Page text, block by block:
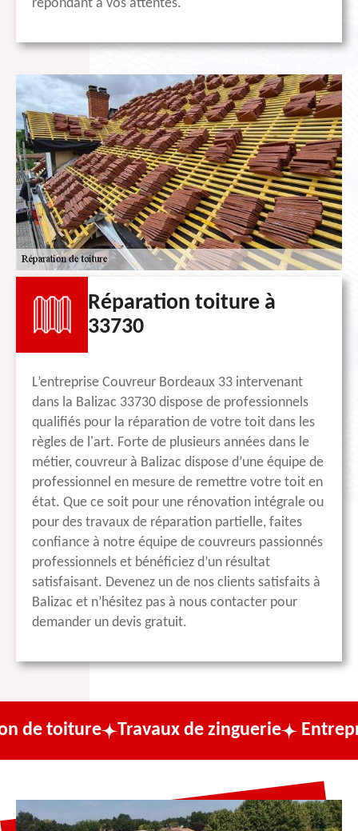
répondant à vos attentes.
Réparation toiture à
33730
L’entreprise Couvreur Bordeaux 33 intervenant
dans la Balizac 33730 dispose de professionnels
qualifiés pour la réparation de votre toit dans les
règles de l'art. Forte de plusieurs années dans le
métier, couvreur à Balizac dispose d’une équipe de
professionnel en mesure de remettre votre toit en
état. Que ce soit pour une rénovation intégrale ou
pour des travaux de réparation partielle, faites
confiance à notre équipe de couvreurs passionnés
professionnels et bénéficiez d’un résultat
satisfaisant. Devenez un de nos clients satisfaits à
Balizac et n’hésitez pas à nous contacter pour
demander un devis gratuit.
Travaux de zinguerie Entreprise de